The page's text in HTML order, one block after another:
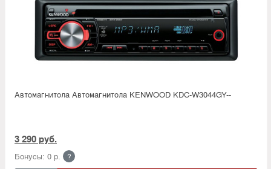
Автомагнитола Автомагнитола KENWOOD KDC-W3044GY--
3 290 руб.
Бонусы: 0 р. ?